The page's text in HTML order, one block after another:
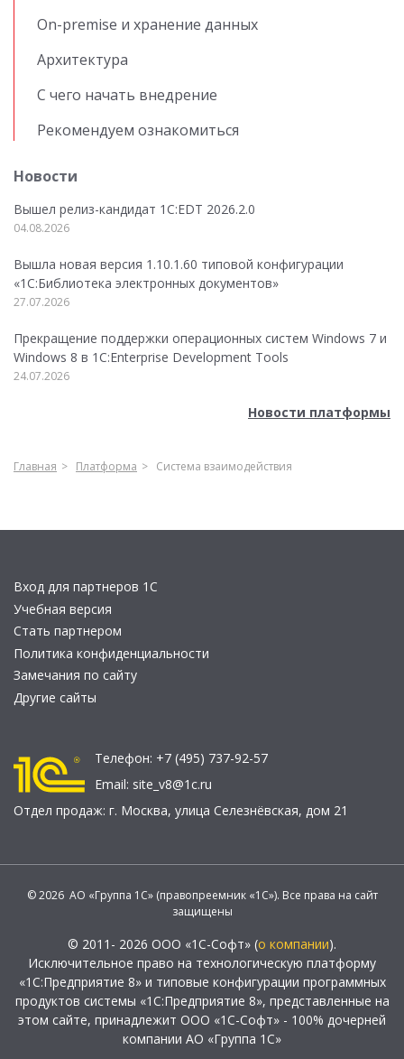
On-premise и хранение данных
Архитектура
С чего начать внедрение
Рекомендуем ознакомиться
Новости
Вышел релиз-кандидат 1C:EDT 2026.2.0
04.08.2026
Вышла новая версия 1.10.1.60 типовой конфигурации
«1С:Библиотека электронных документов»
27.07.2026
Прекращение поддержки операционных систем Windows 7 и
Windows 8 в 1C:Enterprise Development Tools
24.07.2026
Новости платформы
Главная Платформа Система взаимодействия
Вход для партнеров 1С
Учебная версия
Стать партнером
Политика конфиденциальности
Замечания по сайту
Другие сайты
Телефон: +7 (495) 737-92-57
Email: site_v8@1c.ru
Отдел продаж: г. Москва, улица Селезнёвская, дом 21
© 2026 АО «Группа 1С» (правопреемник «1С»). Все права на сайт
защищены
© 2011- 2026 ООО «1С-Софт» (о компании).
Исключительное право на технологическую платформу
«1С:Предприятие 8» и типовые конфигурации программных
продуктов системы «1С:Предприятие 8», представленные на
этом сайте, принадлежит ООО «1С-Софт» - 100% дочерней
компании АО «Группа 1С»